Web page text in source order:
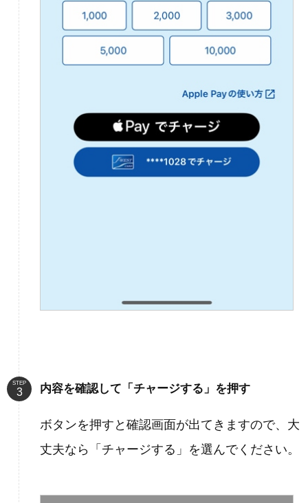
STEP 内容を確認して「チャージする」を押す
ボタンを押すと確認画面が出てきますので、大
丈夫なら「チャージする」を選んでください。